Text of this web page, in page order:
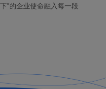
”的企业使命融入每一段